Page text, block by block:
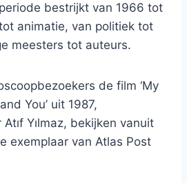
bestrijkt van 1966 tot
animatie, van politiek tot
meesters tot auteurs.
de film ‘My
You’ uit 1987,
Yılmaz, bekijken vanuit
exemplaar van Atlas Post